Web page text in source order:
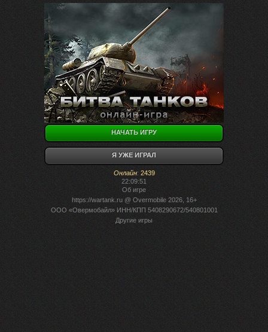
НАЧАТЬ ИГРУ
Я УЖЕ ИГРАЛ
Онлайн: 2439
22:09:51
Об игре
https://wartank.ru@ Overmobile 2026, 16+
ООО «Овермобайл» ИНН/КПП 5408290672/540801001
Другие игры